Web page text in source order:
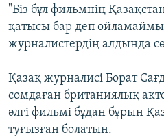
Басқа тілдерде
"Біз бұл фильмнің
қатысы бар деп
журналистердің алдында
Қазақ журналисі Борат
сомдаған британиялық
әлгі фильмі бұдан бұрын
туғызған болатын.